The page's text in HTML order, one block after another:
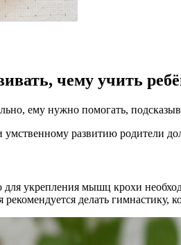
чему учить
ему нужно помогать,
развитию родители
укрепления мышц крохи
делать